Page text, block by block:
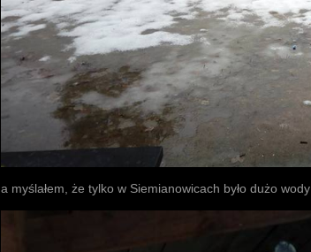
a myślałem, że tylko w Siemianowicach było dużo wody